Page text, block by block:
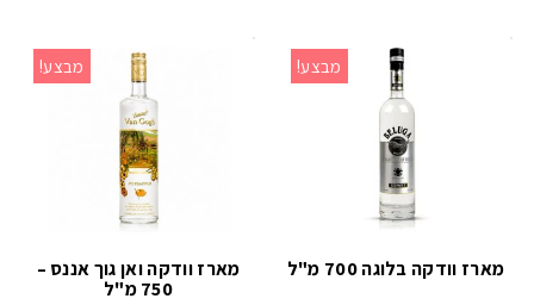
מבצע!
מארז וודקה בלוגה 700 מ"ל
מבצע!
מארז וודקה ואן גוך אננס –
750 מ"ל